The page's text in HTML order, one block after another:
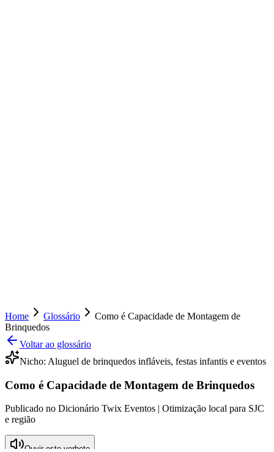
Home Glossário
Como é Capacidade de Montagem de
Brinquedos
Voltar ao glossário
Nicho: Aluguel de brinquedos infláveis, festas infantis e eventos
Como é Capacidade de Montagem de Brinquedos
Publicado no Dicionário Twix Eventos | Otimização local para SJC
e região
Ouvir este verbete